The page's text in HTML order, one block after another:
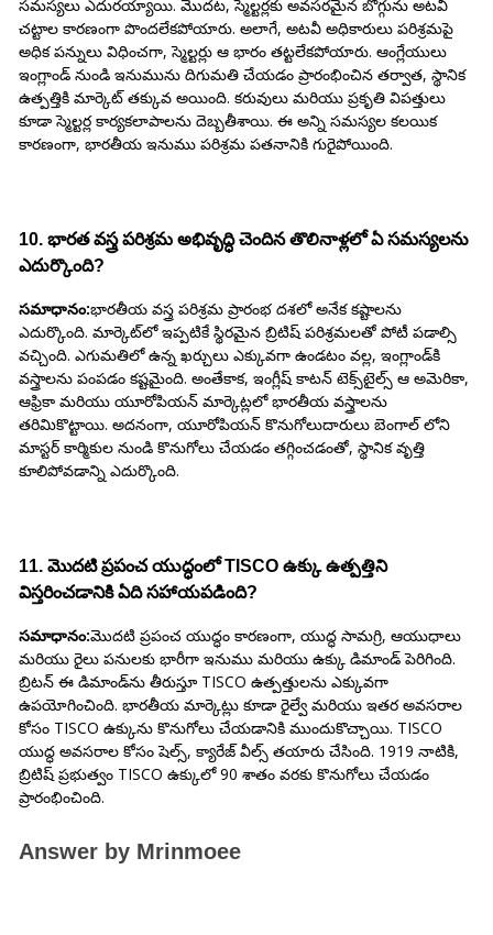
సమస్యలు ఎదురయ్యాయి. మొదట, స్మెల్టర్లకు అవసరమైన బొగ్గును అటవీ
చట్టాల కారణంగా పొందలేకపోయారు. అలాగే, అటవీ అధికారులు పరిశ్రమపై
అధిక పన్నులు విధించగా, స్మెల్టర్లు ఆ భారం తట్టలేకపోయారు. ఆంగ్లేయులు
ఇంగ్లాండ్ నుండి ఇనుమును దిగుమతి చేయడం ప్రారంభించిన తర్వాత, స్థానిక
ఉత్పత్తికి మార్కెట్ తక్కువ అయింది. కరువులు మరియు ప్రకృతి విపత్తులు
కూడా స్మెల్టర్ల కార్యకలాపాలను దెబ్బతీశాయి. ఈ అన్ని సమస్యల కలయిక
కారణంగా, భారతీయ ఇనుము పరిశ్రమ పతనానికి గురైపోయింది.
10. భారత వస్త్ర పరిశ్రమ అభివృద్ధి చెందిన తొలినాళ్లలో ఏ సమస్యలను
ఎదుర్కొంది?
సమాధానం:భారతీయ వస్త్ర పరిశ్రమ ప్రారంభ దశలో అనేక కష్టాలను
ఎదుర్కొంది. మార్కెట్‌లో ఇప్పటికే స్థిరమైన బ్రిటిష్ పరిశ్రమలతో పోటీ పడాల్సి
వచ్చింది. ఎగుమతిలో ఉన్న ఖర్చులు ఎక్కువగా ఉండటం వల్ల, ఇంగ్లాండ్‌కి
వస్త్రాలను పంపడం కష్టమైంది. అంతేకాక, ఇంగ్లీష్ కాటన్ టెక్స్‌టైల్స్ ఆ అమెరికా,
ఆఫ్రికా మరియు యూరోపియన్ మార్కెట్లలో భారతీయ వస్త్రాలను
తరిమికొట్టాయి. అదనంగా, యూరోపియన్ కొనుగోలుదారులు బెంగాల్ లోని
మాస్టర్ కార్మికుల నుండి కొనుగోలు చేయడం తగ్గించడంతో, స్థానిక వృత్తి
కూలిపోవడాన్ని ఎదుర్కొంది.
11. మొదటి ప్రపంచ యుద్ధంలో TISCO ఉక్కు ఉత్పత్తిని
విస్తరించడానికి ఏది సహాయపడింది?
సమాధానం:మొదటి ప్రపంచ యుద్ధం కారణంగా, యుద్ధ సామగ్రి, ఆయుధాలు
మరియు రైలు పనులకు భారీగా ఇనుము మరియు ఉక్కు డిమాండ్ పెరిగింది.
బ్రిటన్ ఈ డిమాండ్‌ను తీరుస్తూ TISCO ఉత్పత్తులను ఎక్కువగా
ఉపయోగించింది. భారతీయ మార్కెట్లు కూడా రైల్వే మరియు ఇతర అవసరాల
కోసం TISCO ఉక్కును కొనుగోలు చేయడానికి ముందుకొచ్చాయి. TISCO
యుద్ధ అవసరాల కోసం షెల్స్, క్యారేజ్ వీల్స్ తయారు చేసింది. 1919 నాటికి,
బ్రిటిష్ ప్రభుత్వం TISCO ఉక్కులో 90 శాతం వరకు కొనుగోలు చేయడం
ప్రారంభించింది.
Answer by Mrinmoee